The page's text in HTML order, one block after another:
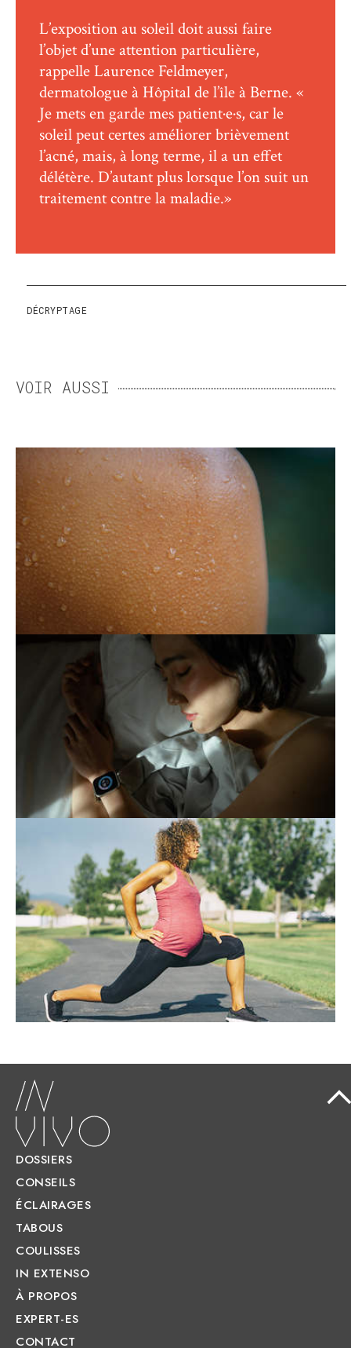
L’exposition au soleil doit aussi faire
l’objet d’une attention particulière,
rappelle Laurence Feldmeyer,
dermatologue à Hôpital de l’île à Berne. «
Je mets en garde mes patient·e·s, car le
soleil peut certes améliorer brièvement
l’acné, mais, à long terme, il a un effet
délétère. D’autant plus lorsque l’on suit un
traitement contre la maladie.»
DÉCRYPTAGE
VOIR AUSSI
LA SUEUR, CETTE ENNEMIE
QUI NOUS VEUT DU BIEN
Nécessaire mais parfois excessive, la
transpiration peut devenir un calvaire. Des
solutions existent pour atténuer cette gêne.
S'ÉPUISER À MIEUX DORMIR
Veiller à son sommeil contribue à une bonne
hygiène de vie. Mais lorsque cette attention
devient excessive, elle peut aggraver
l'insomnie.
LE SPORT, MEILLEUR AMI DE
LA FEMME ENCEINTE
Contrairement aux idées reçues, il est
possible et même conseillé de mener des
activités sportives durant la grossesse.
DOSSIERS
CONSEILS
ÉCLAIRAGES
TABOUS
COULISSES
IN EXTENSO
À PROPOS
EXPERT-ES
CONTACT